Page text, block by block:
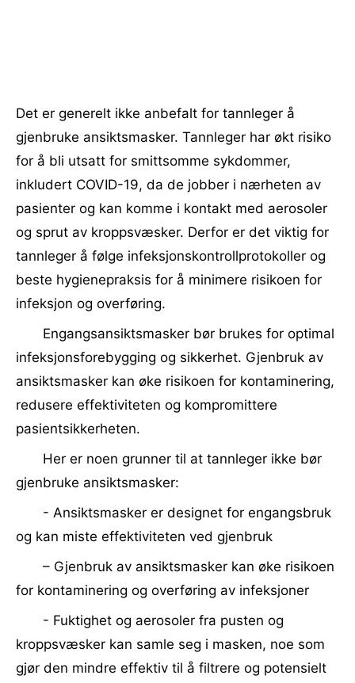
Det er generelt ikke anbefalt for tannleger å
gjenbruke ansiktsmasker. Tannleger har økt risiko
for å bli utsatt for smittsomme sykdommer,
inkludert COVID-19, da de jobber i nærheten av
pasienter og kan komme i kontakt med aerosoler
og sprut av kroppsvæsker. Derfor er det viktig for
tannleger å følge infeksjonskontrollprotokoller og
beste hygienepraksis for å minimere risikoen for
infeksjon og overføring.
Engangsansiktsmasker bør brukes for optimal
infeksjonsforebygging og sikkerhet. Gjenbruk av
ansiktsmasker kan øke risikoen for kontaminering,
redusere effektiviteten og kompromittere
pasientsikkerheten.
Her er noen grunner til at tannleger ikke bør
gjenbruke ansiktsmasker:
- Ansiktsmasker er designet for engangsbruk
og kan miste effektiviteten ved gjenbruk
– Gjenbruk av ansiktsmasker kan øke risikoen
for kontaminering og overføring av infeksjoner
- Fuktighet og aerosoler fra pusten og
kroppsvæsker kan samle seg i masken, noe som
gjør den mindre effektiv til å filtrere og potensielt